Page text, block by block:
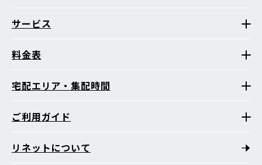
サービス
料金表
宅配エリア・集配時間
ご利用ガイド
リネットについて